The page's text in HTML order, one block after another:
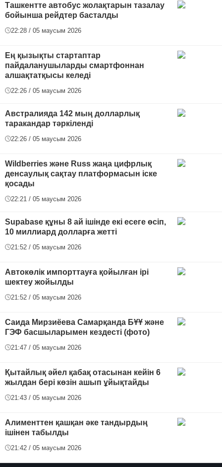
Ташкентте автобус жолақтарын тазалау
бойынша рейдтер басталды
22:28 / 05 маусым 2026
Ең қызықты стартаптар
пайдаланушыларды смартфоннан
алшақтатқысы келеді
22:26 / 05 маусым 2026
Австралияда 142 мың долларлық
таракандар тәркіленді
22:26 / 05 маусым 2026
Wildberries және Russ жаңа цифрлық
денсаулық сақтау платформасын іске
қосады
22:21 / 05 маусым 2026
Supabase құны 8 ай ішінде екі есеге өсіп,
10 миллиард долларға жетті
21:52 / 05 маусым 2026
Автокөлік импорттауға қойылған ірі
шектеу жойылды
21:52 / 05 маусым 2026
Саида Мирзиёева Самарқанда БҰҰ және
ГЭФ басшыларымен кездесті (фото)
21:47 / 05 маусым 2026
Қытайлық әйел қабақ отасынан кейін 6
жылдан бері көзін ашып ұйықтайды
21:43 / 05 маусым 2026
Алименттен қашқан әке тандырдың
ішінен табылды
21:42 / 05 маусым 2026